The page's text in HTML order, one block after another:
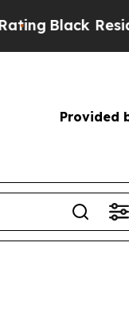
Black Residents
Provided